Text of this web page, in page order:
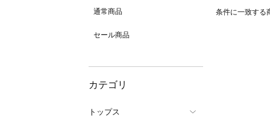
通常商品
セール商品
カテゴリ
トップス
条件に一致する